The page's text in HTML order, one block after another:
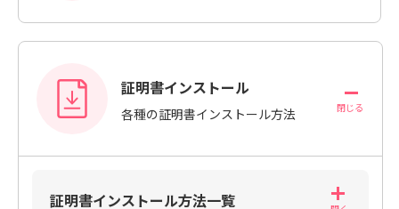
証明書インストール
各種の証明書インストール方法
証明書インストール方法一覧